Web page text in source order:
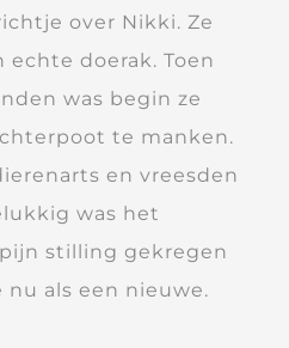
over Nikki. Ze
doerak. Toen
was begin ze
te manken.
en vreesden
was het
stilling gekregen
als een nieuwe.